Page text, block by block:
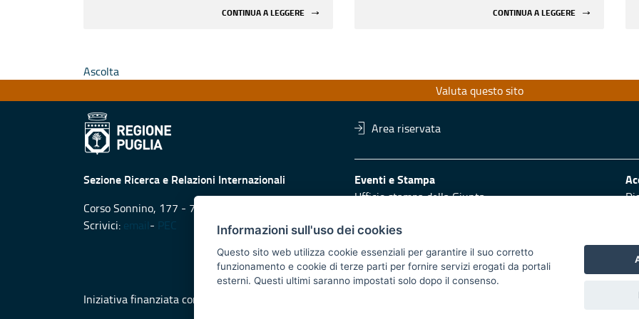
CONTINUA A LEGGERE CONTINUA A LEGGERE
Ascolta
Valuta questo sito
Area riservata
Sezione Ricerca e Relazioni Internazionali
Corso Sonnino, 177 - 70121 Bari
Scrivici: email - PEC
Eventi e Stampa
Ufficio stampa della Giunta
Logo e identità regionale
Redazione
Responsabili di pubblicazione
Iniziativa finanziata con risorse del POR Puglia 2014/2020 - Asse XI
Informazioni sull'uso dei cookies
Questo sito web utilizza cookie essenziali per garantire il suo corretto
funzionamento e cookie di terze parti per fornire servizi erogati da portali
esterni. Questi ultimi saranno impostati solo dopo il consenso.